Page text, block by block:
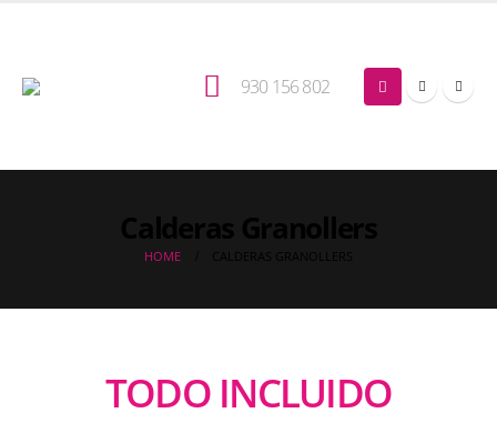
930 156 802
HOME
TODO INCLUIDO